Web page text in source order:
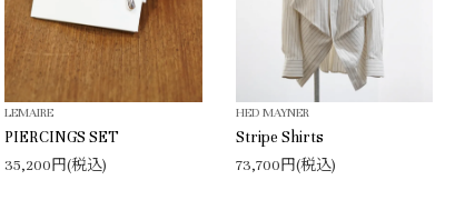
LEMAIRE
PIERCINGS SET
35,200円(税込)
HED MAYNER
Stripe Shirts
73,700円(税込)